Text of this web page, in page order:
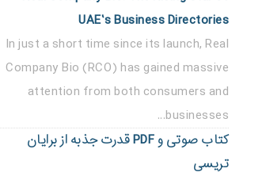
UAE’s Business Directories
In just a short time since its launch, Real
Company Bio (RCO) has gained massive
attention from both consumers and
businesses...
کتاب صوتی و PDF قدرت جذبه از برایان
تریسی